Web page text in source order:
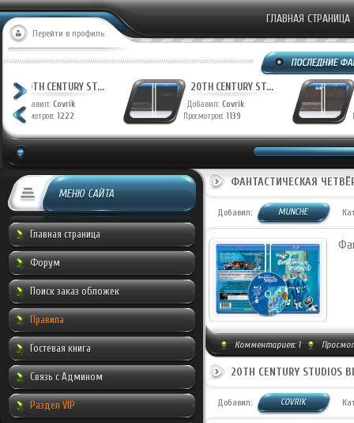
Перейти в профиль
ГЛАВНАЯ СТРАНИЦА
ФАНТАСТИЧЕСКАЯ ...
Добавил:Munche
Просмотров:940
20TH CENTURY
Добавил:Covrik
Просмотров:1222
МЕНЮ САЙТА
Главная страница
Форум
Поиск заказ обложек
Правила
Гостевая книга
Связь с Админом
Раздел VIP
ФАНТАСТИЧЕСКАЯ
Добавил: MUNCHE
Комментариев: 1
20TH CENTURY STUDIOS
Добавил: COVRIK